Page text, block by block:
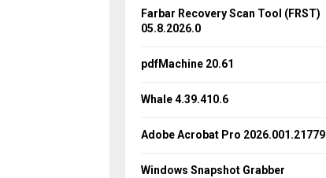
o
r
Farbar Recovery Scan Tool (FRST)
05.8.2026.0
pdfMachine 20.61
Whale 4.39.410.6
Adobe Acrobat Pro 2026.001.21779
Windows Snapshot Grabber